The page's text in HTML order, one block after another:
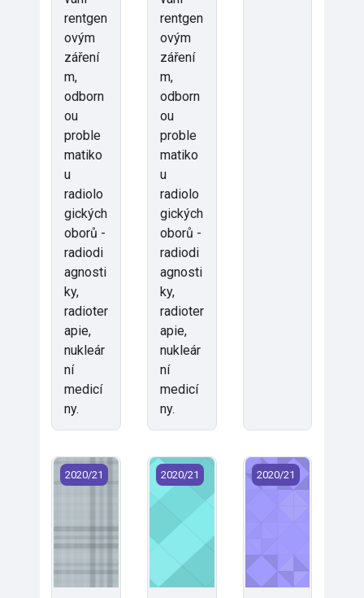
rentgen
ovým
záření
m,
odborn
ou
proble
matiko
u
radiolo
gických
oborů -
radiodi
agnosti
ky,
radioter
apie,
nukleár
ní
medicí
ny.
rentgen
ovým
záření
m,
odborn
ou
proble
matiko
u
radiolo
gických
oborů -
radiodi
agnosti
ky,
radioter
apie,
nukleár
ní
medicí
ny.
FZS/BIS - Biostatistika (2020)
2020/21 FZS/BKEM - Biosignály v klinické a
2020/21 FZS/BLOK -
2020/21